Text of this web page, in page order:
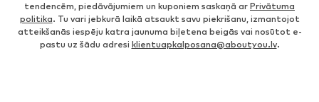
tendencēm, piedāvājumiem un kuponiem saskaņā ar Privātuma
politika. Tu vari jebkurā laikā atsaukt savu piekrišanu, izmantojot
atteikšanās iespēju katra jaunuma biļetena beigās vai nosūtot e-
pastu uz šādu adresi klientuapkalposana@aboutyou.lv.